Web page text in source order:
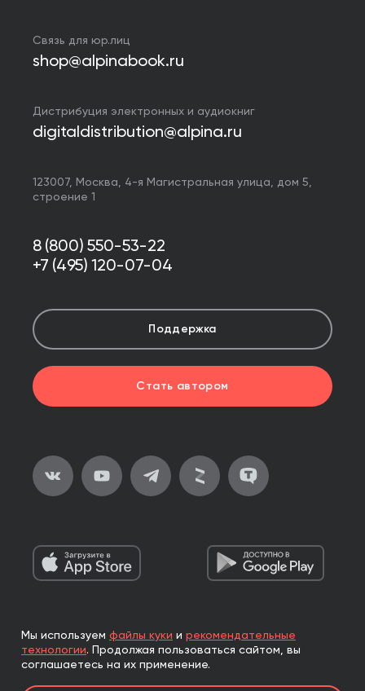
Связь для юр.лиц
shop@alpinabook.ru
Дистрибуция электронных и аудиокниг
digitaldistribution@alpina.ru
123007, Москва, 4-я Магистральная улица, дом 5,
строение 1
8 (800) 550-53-22
+7 (495) 120-07-04
Поддержка
Стать автором
2026, ООО «Альпина Паблишер»
Все права защищены
Мы используем файлы куки и рекомендательные
технологии. Продолжая пользоваться сайтом, вы
соглашаетесь на их применение.